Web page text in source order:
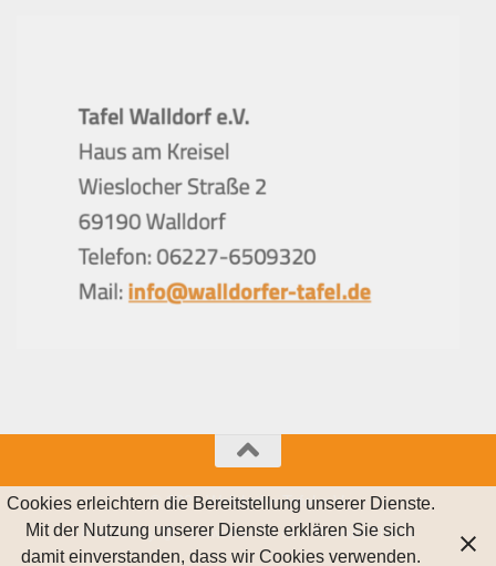
© 2021 Walldorfer Tafel e.V.
Powered by - Entworfen mit demHueman-Theme
Cookies erleichtern die Bereitstellung unserer Dienste.
Mit der Nutzung unserer Dienste erklären Sie sich
damit einverstanden, dass wir Cookies verwenden.